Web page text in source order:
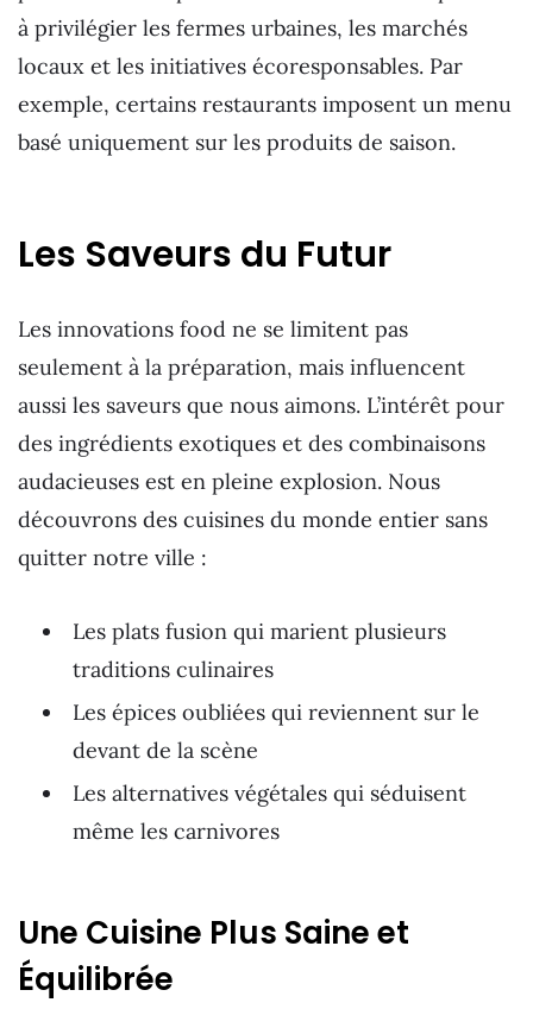
à privilégier les fermes urbaines, les marchés
locaux et les initiatives écoresponsables. Par
exemple, certains restaurants imposent un menu
basé uniquement sur les produits de saison.
Les Saveurs du Futur
Les innovations food ne se limitent pas
seulement à la préparation, mais influencent
aussi les saveurs que nous aimons. L’intérêt pour
des ingrédients exotiques et des combinaisons
audacieuses est en pleine explosion. Nous
découvrons des cuisines du monde entier sans
quitter notre ville :
Les plats fusion qui marient plusieurs
traditions culinaires
Les épices oubliées qui reviennent sur le
devant de la scène
Les alternatives végétales qui séduisent
même les carnivores
Une Cuisine Plus Saine et
Équilibrée